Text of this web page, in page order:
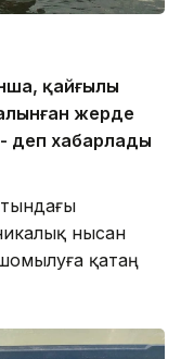
қайғылы
жерде
- деп хабарлады
нысан
қатаң